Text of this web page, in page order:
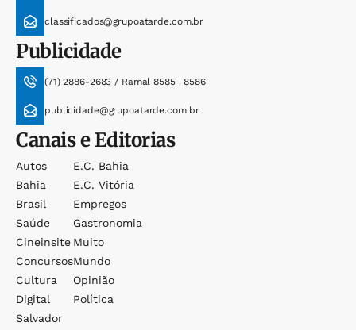
classificados@grupoatarde.com.br
Publicidade
(71) 2886-2683 / Ramal 8585 | 8586
publicidade@grupoatarde.com.br
Canais e Editorias
Autos
Bahia
Brasil
Saúde
Cineinsite
Concursos
Cultura
Digital
Salvador
E.c. Bahia
E.c. Vitória
Empregos
Gastronomia
Muito
Mundo
Opinião
Política